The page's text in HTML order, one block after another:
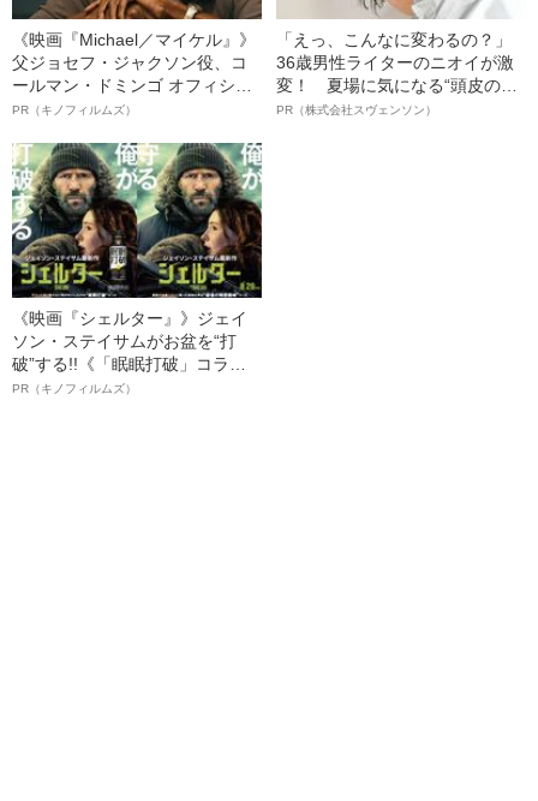
《映画『Michael／マイケル』》
父ジョセフ・ジャクソン役、コ
ールマン・ドミンゴ オフィシャ
ルインタビュー“観客を魅了した
語る”《日本興収70億円突破》
PR（キノフィルムズ）
「えっ、こんなに変わるの？」
36歳男性ライターのニオイが激
変！ 夏場に気になる“頭皮のニ
オイ”や“ベタつき”を解消す
PR（株式会社スヴェンソン）
《映画『シェルター』》ジェイ
ソン・ステイサムがお盆を“打
破”する!!《「眠眠打破」コラ
ボ》
PR（キノフィルムズ）